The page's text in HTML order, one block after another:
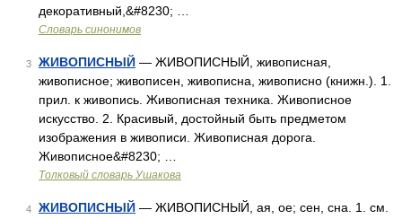
декоративный,&#8230; …
Словарь синонимов
3 ЖИВОПИСНЫЙ — ЖИВОПИСНЫЙ, живописная,
живописное; живописен, живописна, живописно (книжн.). 1.
прил. к живопись. Живописная техника. Живописное
искусство. 2. Красивый, достойный быть предметом
изображения в живописи. Живописная дорога.
Живописное&#8230; …
Толковый словарь Ушакова
4 ЖИВОПИСНЫЙ — ЖИВОПИСНЫЙ, ая, ое; сен, сна. 1. см.